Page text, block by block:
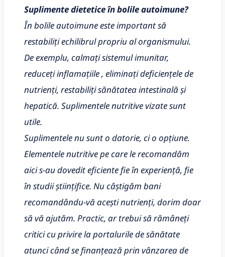
Suplimente dietetice în bolile autoimune?
În bolile autoimune este important să
restabiliți echilibrul propriu al organismului.
De exemplu, calmați sistemul imunitar,
reduceți inflamațiile , eliminați deficiențele de
nutrienți, restabiliți sănătatea intestinală și
hepatică. Suplimentele nutritive vizate sunt
utile.
Suplimentele nu sunt o datorie, ci o opțiune.
Elementele nutritive pe care le recomandăm
aici s-au dovedit eficiente fie în experiență, fie
în studii științifice. Nu câștigăm bani
recomandându-vă acești nutrienți, dorim doar
să vă ajutăm. Practic, ar trebui să rămâneți
critici cu privire la portalurile de sănătate
atunci când se finanțează prin vânzarea de